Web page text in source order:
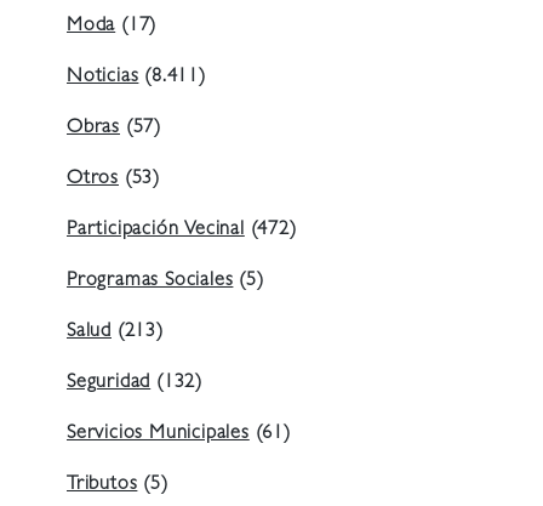
Moda(17)
Noticias(8.411)
Obras (57)
Otros (53)
Participación Vecinal(472)
Programas Sociales(5)
Salud (213)
Seguridad(132)
Servicios Municipales(61)
Tributos(5)